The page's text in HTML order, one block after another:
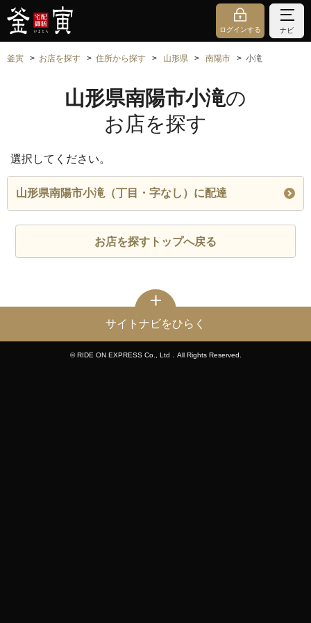
ログインする ナビ
釜寅 お店を探す 住所から探す 山形県 南陽市 小滝
山形県南陽市小滝の
お店を探す
選択してください。
山形県南陽市小滝（丁目・字なし）に配達
お店を探すトップへ戻る
サイトナビをひらく
© RIDE ON EXPRESS Co., Ltd．All Rights Reserved.